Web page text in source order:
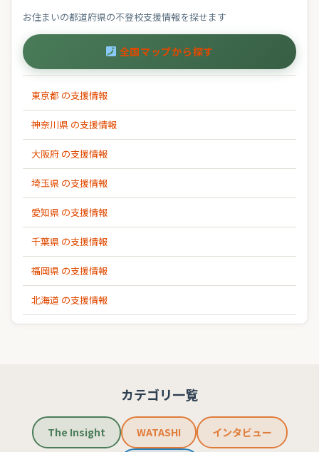
お住まいの都道府県の不登校支援情報を探せます
全国マップから探す
東京都 の支援情報
神奈川県 の支援情報
大阪府 の支援情報
埼玉県 の支援情報
愛知県 の支援情報
千葉県 の支援情報
福岡県 の支援情報
北海道 の支援情報
カテゴリ一覧
The Insight WATASHI インタビュー